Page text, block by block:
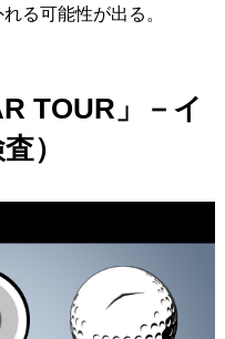
る可能性が出る。
TOUR」－イ
）